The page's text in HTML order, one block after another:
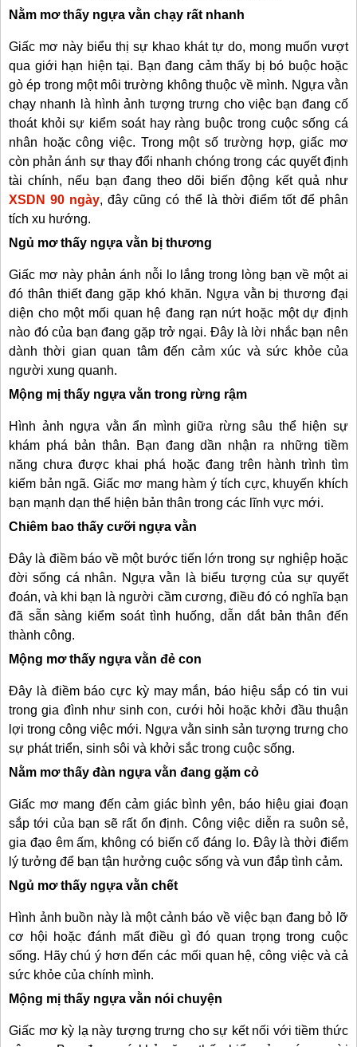
Nằm mơ thấy ngựa vằn chạy rất nhanh
Giấc mơ này biểu thị sự khao khát tự do, mong muốn vượt
qua giới hạn hiện tại. Bạn đang cảm thấy bị bó buộc hoặc
gò ép trong một môi trường không thuộc về mình. Ngựa vằn
chạy nhanh là hình ảnh tượng trưng cho việc bạn đang cố
thoát khỏi sự kiểm soát hay ràng buộc trong cuộc sống cá
nhân hoặc công việc. Trong một số trường hợp, giấc mơ
còn phản ánh sự thay đổi nhanh chóng trong các quyết định
tài chính, nếu bạn đang theo dõi biến động kết quả như
XSDN 90 ngày, đây cũng có thể là thời điểm tốt để phân
tích xu hướng.
Ngủ mơ thấy ngựa vằn bị thương
Giấc mơ này phản ánh nỗi lo lắng trong lòng bạn về một ai
đó thân thiết đang gặp khó khăn. Ngựa vằn bị thương đại
diện cho một mối quan hệ đang rạn nứt hoặc một dự định
nào đó của bạn đang gặp trở ngại. Đây là lời nhắc bạn nên
dành thời gian quan tâm đến cảm xúc và sức khỏe của
người xung quanh.
Mộng mị thấy ngựa vằn trong rừng rậm
Hình ảnh ngựa vằn ẩn mình giữa rừng sâu thể hiện sự
khám phá bản thân. Bạn đang dần nhận ra những tiềm
năng chưa được khai phá hoặc đang trên hành trình tìm
kiếm bản ngã. Giấc mơ mang hàm ý tích cực, khuyến khích
bạn mạnh dạn thể hiện bản thân trong các lĩnh vực mới.
Chiêm bao thấy cưỡi ngựa vằn
Đây là điềm báo về một bước tiến lớn trong sự nghiệp hoặc
đời sống cá nhân. Ngựa vằn là biểu tượng của sự quyết
đoán, và khi bạn là người cầm cương, điều đó có nghĩa bạn
đã sẵn sàng kiểm soát tình huống, dẫn dắt bản thân đến
thành công.
Mộng mơ thấy ngựa vằn đẻ con
Đây là điềm báo cực kỳ may mắn, báo hiệu sắp có tin vui
trong gia đình như sinh con, cưới hỏi hoặc khởi đầu thuận
lợi trong công việc mới. Ngựa vằn sinh sản tượng trưng cho
sự phát triển, sinh sôi và khởi sắc trong cuộc sống.
Nằm mơ thấy đàn ngựa vằn đang gặm cỏ
Giấc mơ mang đến cảm giác bình yên, báo hiệu giai đoạn
sắp tới của bạn sẽ rất ổn định. Công việc diễn ra suôn sẻ,
gia đạo êm ấm, không có biến cố đáng lo. Đây là thời điểm
lý tưởng để bạn tận hưởng cuộc sống và vun đắp tình cảm.
Ngủ mơ thấy ngựa vằn chết
Hình ảnh buồn này là một cảnh báo về việc bạn đang bỏ lỡ
cơ hội hoặc đánh mất điều gì đó quan trọng trong cuộc
sống. Hãy chú ý hơn đến các mối quan hệ, công việc và cả
sức khỏe của chính mình.
Mộng mị thấy ngựa vằn nói chuyện
Giấc mơ kỳ lạ này tượng trưng cho sự kết nối với tiềm thức